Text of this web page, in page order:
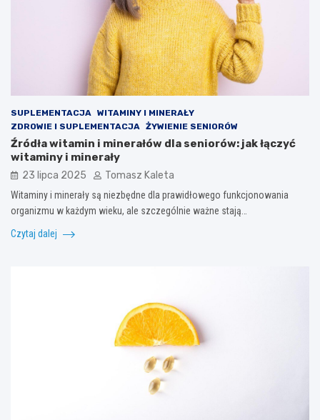
SUPLEMENTACJA
WITAMINY I MINERAŁY
ZDROWIE I SUPLEMENTACJA
ŻYWIENIE SENIORÓW
Źródła witamin i minerałów dla seniorów: jak łączyć
witaminy i minerały
23 lipca 2025 Tomasz Kaleta
Witaminy i minerały są niezbędne dla prawidłowego funkcjonowania
organizmu w każdym wieku, ale szczególnie ważne stają…
Czytaj dalej